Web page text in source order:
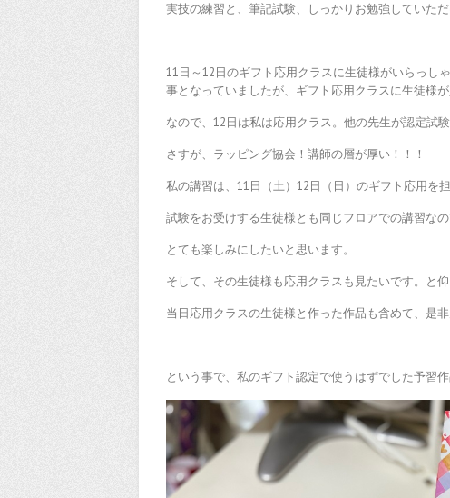
実技の練習と、筆記試験、しっかりお勉強していただ
11日～12日のギフト応用クラスに生徒様がいらっし
事となっていましたが、ギフト応用クラスに生徒様が
なので、12日は私は応用クラス。他の先生が認定試
さすが、ラッピング協会！講師の層が厚い！！！
私の講習は、11日（土）12日（日）のギフト応用を
試験をお受けする生徒様とも同じフロアでの講習な
とても楽しみにしたいと思います。
そして、その生徒様も応用クラスも見たいです。と
当日応用クラスの生徒様と作った作品も含めて、是
という事で、私のギフト認定で使うはずでした予習作